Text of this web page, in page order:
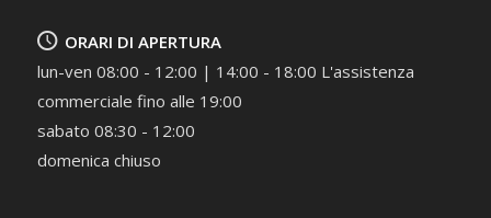
ORARI DI APERTURA
lun-ven 08:00 - 12:00 | 14:00 - 18:00 L'assistenza
commerciale fino alle 19:00
sabato 08:30 - 12:00
domenica chiuso